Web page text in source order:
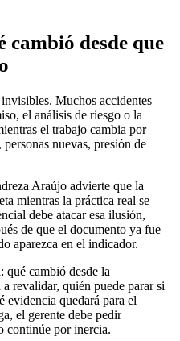
cambió desde que
Muchos accidentes
el análisis de riesgo o la
el trabajo cambia por
nuevas, presión de
Araújo advierte que la
mientras la práctica real se
debe atacar esa ilusión,
de que el documento ya fue
aparezca en el indicador.
qué cambió desde la
revalidar, quién puede parar si
evidencia quedará para el
el gerente debe pedir
continúe por inercia.